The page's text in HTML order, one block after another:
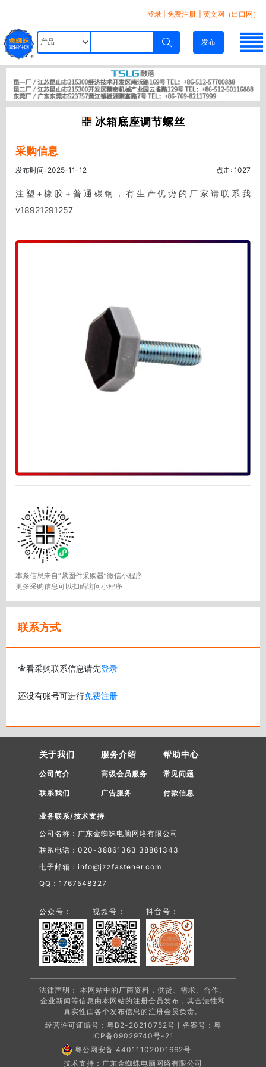
登录 免费注册 | 英文网（出口网）
发布
冰箱底座调节螺丝
采购信息
发布时间: 2025-11-12 点击: 1027
注塑+橡胶+普通碳钢，有生产优势的厂家请联系我
v18921291257
本条信息来自“紧固件采购器”微信小程序
更多采购信息可以扫码访问小程序
联系方式
查看采购联系信息请先登录
还没有账号可进行免费注册
关于我们
公司简介
联系我们
服务介绍
高级会员服务
广告服务
帮助中心
常见问题
付款信息
业务联系/技术支持
公司名称：广东金蜘蛛电脑网络有限公司
联系电话：020-38861363 38861343
电子邮箱：info@jzzfastener.com
QQ：1767548327
公众号： 视频号： 抖音号：
法律声明： 本网站中的厂商资料，供货、需求、合作、
企业新闻等信息由本网站的注册会员发布，其合法性和
真实性由各个发布信息的注册会员负责。
经营许可证编号：粤B2-20210752号丨备案号： 粤
ICP备09029740号-21
粤公网安备 44011102001662号
技术支持：广东金蜘蛛电脑网络有限公司